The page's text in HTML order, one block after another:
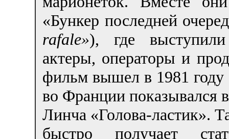
«Бункер последней
rafale»), где
актеры, операторы и
фильм вышел в 1981 году
во Франции показывался
Линча «Голова-ластик».
быстро получает